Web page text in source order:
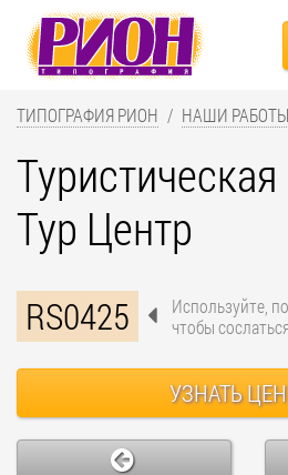
ТИПОГРАФИЯ РИОН НАШИ РАБОТЫ
Тур Центр
RS0425
Используйте,
чтобы
УЗНАТЬ